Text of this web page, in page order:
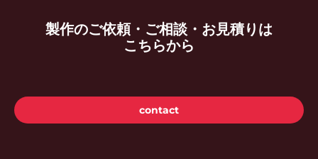
製作のご依頼・ご相談・お見積りは
こちらから
contact